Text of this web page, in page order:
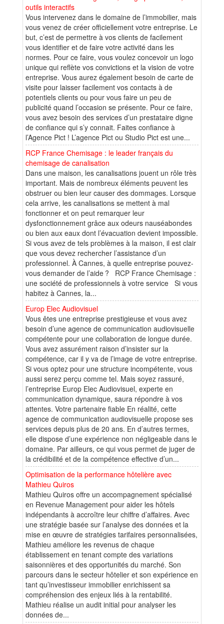
outils interactifs
Vous intervenez dans le domaine de l’immobilier, mais
vous venez de créer officiellement votre entreprise. Le
but, c’est de permettre à vos clients de facilement
vous identifier et de faire votre activité dans les
normes. Pour ce faire, vous voulez concevoir un logo
unique qui reflète vos convictions et la vision de votre
entreprise. Vous aurez également besoin de carte de
visite pour laisser facilement vos contacts à de
potentiels clients ou pour vous faire un peu de
publicité quand l’occasion se présente. Pour ce faire,
vous avez besoin des services d’un prestataire digne
de confiance qui s’y connait. Faites confiance à
l’Agence Pict ! L’agence Pict ou Studio Pict est une...
RCP France Chemisage : le leader français du
chemisage de canalisation
Dans une maison, les canalisations jouent un rôle très
important. Mais de nombreux éléments peuvent les
obstruer ou bien leur causer des dommages. Lorsque
cela arrive, les canalisations se mettent à mal
fonctionner et on peut remarquer leur
dysfonctionnement grâce aux odeurs nauséabondes
ou bien aux eaux dont l’évacuation devient impossible.
Si vous avez de tels problèmes à la maison, il est clair
que vous devez rechercher l’assistance d’un
professionnel. À Cannes, à quelle entreprise pouvez-
vous demander de l’aide ? RCP France Chemisage :
une société de professionnels à votre service Si vous
habitez à Cannes, la...
Europ Elec Audiovisuel
Vous êtes une entreprise prestigieuse et vous avez
besoin d’une agence de communication audiovisuelle
compétente pour une collaboration de longue durée.
Vous avez assurément raison d’insister sur la
compétence, car il y va de l’image de votre entreprise.
Si vous optez pour une structure incompétente, vous
aussi serez perçu comme tel. Mais soyez rassuré,
l’entreprise Europ Elec Audiovisuel, experte en
communication dynamique, saura répondre à vos
attentes. Votre partenaire fiable En réalité, cette
agence de communication audiovisuelle propose ses
services depuis plus de 20 ans. En d’autres termes,
elle dispose d’une expérience non négligeable dans le
domaine. Par ailleurs, ce qui vous permet de juger de
la crédibilité et de la compétence effective d’un...
Optimisation de la performance hôtelière avec
Mathieu Quiros
Mathieu Quiros offre un accompagnement spécialisé
en Revenue Management pour aider les hôtels
indépendants à accroître leur chiffre d’affaires. Avec
une stratégie basée sur l’analyse des données et la
mise en œuvre de stratégies tarifaires personnalisées,
Mathieu améliore les revenus de chaque
établissement en tenant compte des variations
saisonnières et des opportunités du marché. Son
parcours dans le secteur hôtelier et son expérience en
tant qu’investisseur immobilier enrichissent sa
compréhension des enjeux liés à la rentabilité.
Mathieu réalise un audit initial pour analyser les
données de...